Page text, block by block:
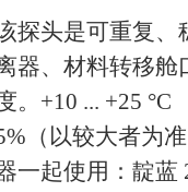
探头是可重复、
器、材料转移舱
。+10 ... +25 °C
（以较大者为
一起使用：靛蓝